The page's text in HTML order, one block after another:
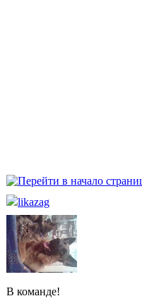
likazag
В команде!